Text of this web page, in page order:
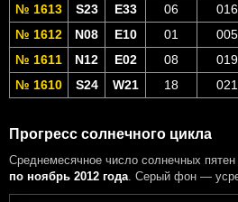
№ 1613
S23 E33 06
№ 1612
N08 E10 01
№ 1611
N12 E02 08
№ 1610
S24 W21 18
Прогресс солнечного цикла
Среднемесячное число солнечных пятен
по ноябрь 2012 года . Серый фон —